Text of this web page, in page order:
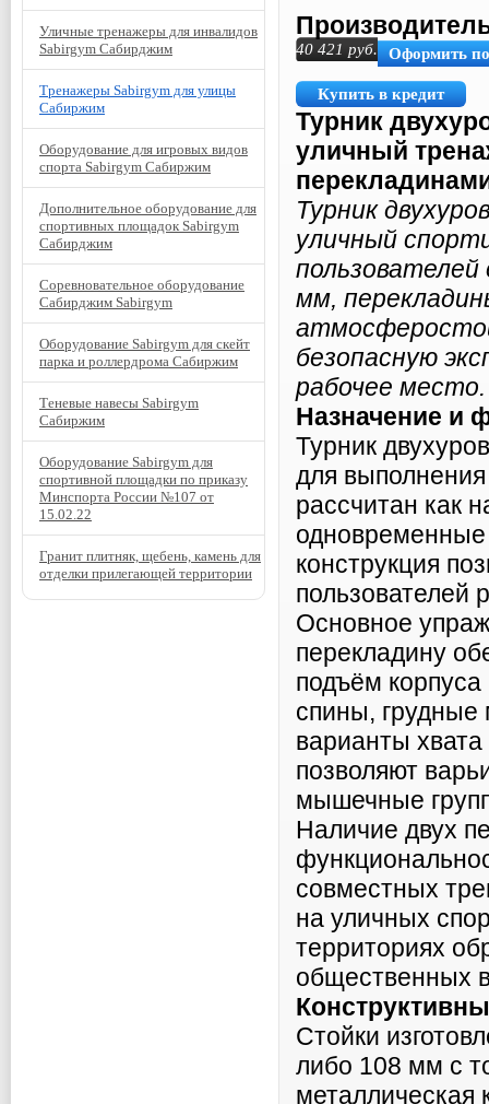
40 421 руб. Оформить
Купить в кредит
Турник
уличный
Турник
уличный спор
мм,
безопасную
рабочее место.
Назначение и
Турник
для
рассчитан как
одновременные
конструкция
пользователей
Основное
перекладину
подъём
спины,
варианты
позволяют
мышечные
Наличие двух
совместных
на уличных
территориях
общественных
Стойки
либо 108 мм с
металлическая
Уличные тренажеры для инвалидов
Sabirgym Сабирджим
Тренажеры Sabirgym для улицы
Сабиржим
Оборудование для игровых видов
спорта Sabirgym Сабиржим
Дополнительное оборудование для
спортивных площадок Sabirgym
Сабирджим
Соревновательное оборудование
Сабирджим Sabirgym
Оборудование Sabirgym для скейт
парка и роллердрома Сабиржим
Теневые навесы Sabirgym
Сабиржим
Оборудование Sabirgym для
спортивной площадки по приказу
Минспорта России №107 от
15.02.22
Гранит плитняк, щебень, камень для
отделки прилегающей территории